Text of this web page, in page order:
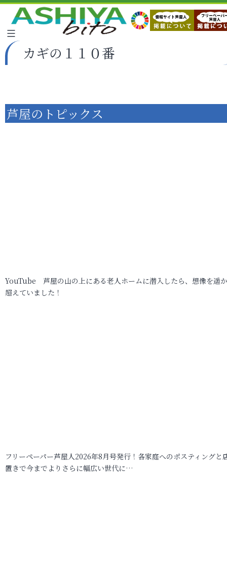
カギの１１０番
芦屋のトピックス
YouTube 芦屋の山の上にある老人ホームに潜入したら、想像を遥
超えていました！
フリーペーパー芦屋人2026年8月号発行！各家庭へのポスティングと
置きで今までよりさらに幅広い世代に…